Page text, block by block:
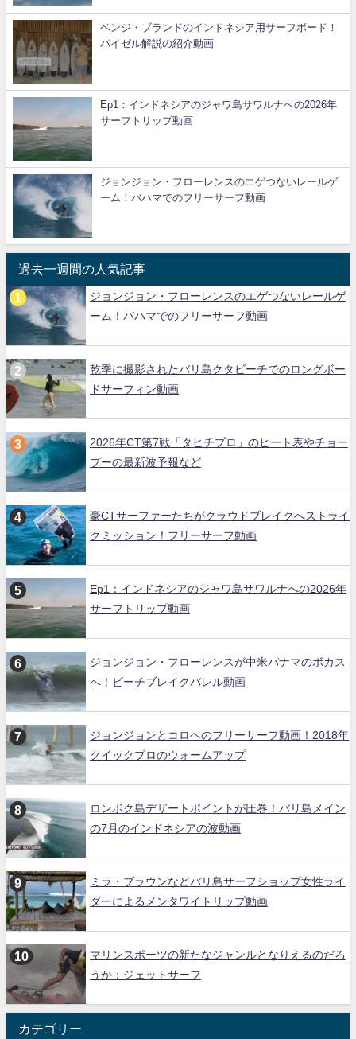
ベンジ・ブランドのインドネシア用サーフボード！
パイゼル解説の紹介動画
Ep1：インドネシアのジャワ島サワルナへの2026年
サーフトリップ動画
ジョンジョン・フローレンスのエゲつないレールゲ
ーム！バハマでのフリーサーフ動画
過去一週間の人気記事
ジョンジョン・フローレンスのエゲつないレールゲ
ーム！バハマでのフリーサーフ動画
乾季に撮影されたバリ島クタビーチでのロングボー
ドサーフィン動画
2026年CT第7戦「タヒチプロ」のヒート表やチョー
プーの最新波予報など
豪CTサーファーたちがクラウドブレイクへストライ
クミッション！フリーサーフ動画
Ep1：インドネシアのジャワ島サワルナへの2026年
サーフトリップ動画
ジョンジョン・フローレンスが中米パナマのボカス
へ！ビーチブレイクバレル動画
ジョンジョンとコロヘのフリーサーフ動画！2018年
クイックプロのウォームアップ
ロンボク島デザートポイントが圧巻！バリ島メイン
の7月のインドネシアの波動画
ミラ・ブラウンなどバリ島サーフショップ女性ライ
ダーによるメンタワイトリップ動画
マリンスポーツの新たなジャンルとなりえるのだろ
うか：ジェットサーフ
カテゴリー